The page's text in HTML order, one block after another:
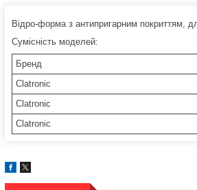
Відро-форма з антипригарним покриттям,
Сумісність моделей:
Бренд
Clatronic
Clatronic
Clatronic